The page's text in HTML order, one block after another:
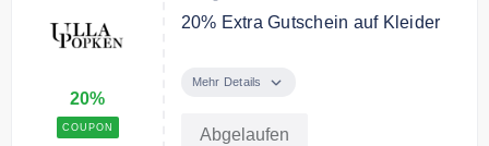
20%
COUPON
20% Extra Gutschein auf Kleider
Rabatt auf Kleider
Mehr Details
Abgelaufen